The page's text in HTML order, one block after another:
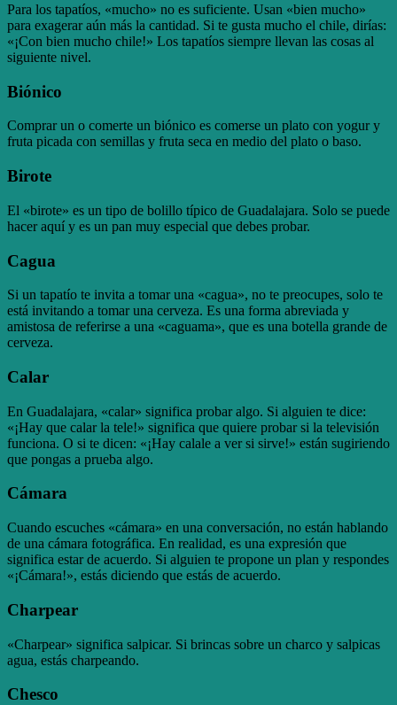
Para los tapatíos, «mucho» no es suficiente. Usan «bien mucho»
para exagerar aún más la cantidad. Si te gusta mucho el chile, dirías:
«¡Con bien mucho chile!» Los tapatíos siempre llevan las cosas al
siguiente nivel.
Biónico
Comprar un o comerte un biónico es comerse un plato con yogur y
fruta picada con semillas y fruta seca en medio del plato o baso.
Birote
El «birote» es un tipo de bolillo típico de Guadalajara. Solo se puede
hacer aquí y es un pan muy especial que debes probar.
Cagua
Si un tapatío te invita a tomar una «cagua», no te preocupes, solo te
está invitando a tomar una cerveza. Es una forma abreviada y
amistosa de referirse a una «caguama», que es una botella grande de
cerveza.
Calar
En Guadalajara, «calar» significa probar algo. Si alguien te dice:
«¡Hay que calar la tele!» significa que quiere probar si la televisión
funciona. O si te dicen: «¡Hay calale a ver si sirve!» están sugiriendo
que pongas a prueba algo.
Cámara
Cuando escuches «cámara» en una conversación, no están hablando
de una cámara fotográfica. En realidad, es una expresión que
significa estar de acuerdo. Si alguien te propone un plan y respondes
«¡Cámara!», estás diciendo que estás de acuerdo.
Charpear
«Charpear» significa salpicar. Si brincas sobre un charco y salpicas
agua, estás charpeando.
Chesco